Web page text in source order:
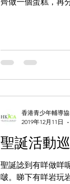
聖誕活動
聖誕諗到有咩做咩
啵。睇下有咩岩玩
香港青少年輔導
2019年12月11日